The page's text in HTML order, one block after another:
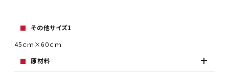
その他サイズ1
45ｃｍ×6０ｃｍ
原材料